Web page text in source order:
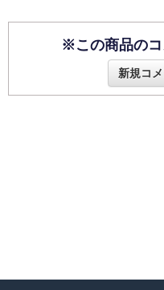
※この商品の
新規コ